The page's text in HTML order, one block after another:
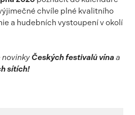
chvíle plné kvalitního
a hudebních vystoupení v okolí
novinky Českých festivalů vínaa
sítích!